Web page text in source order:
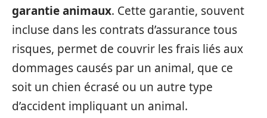
garantie animaux. Cette garantie, souvent
incluse dans les contrats d’assurance tous
risques, permet de couvrir les frais liés aux
dommages causés par un animal, que ce
soit un chien écrasé ou un autre type
d’accident impliquant un animal.